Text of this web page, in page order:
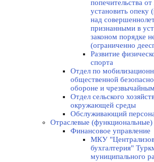
попечительства
установить опеку
над
признанными в
законом порядке
(ограниченно
Развитие
спорта
Отдел по
общественной
оборонe и
Отдел сельского
окружающей среды
Обслуживающий
Отраслевые
Финансовое управление
МКУ
бухгалтерия"
муниципального